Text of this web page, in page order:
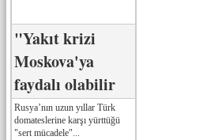
"Yakıt krizi
Moskova'ya
faydalı olabilir
Rusya’nın uzun yıllar Türk
domateslerine karşı yürttüğü
"sert mücadele"...